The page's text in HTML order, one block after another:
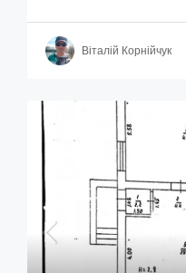
Віталій Корнійчук